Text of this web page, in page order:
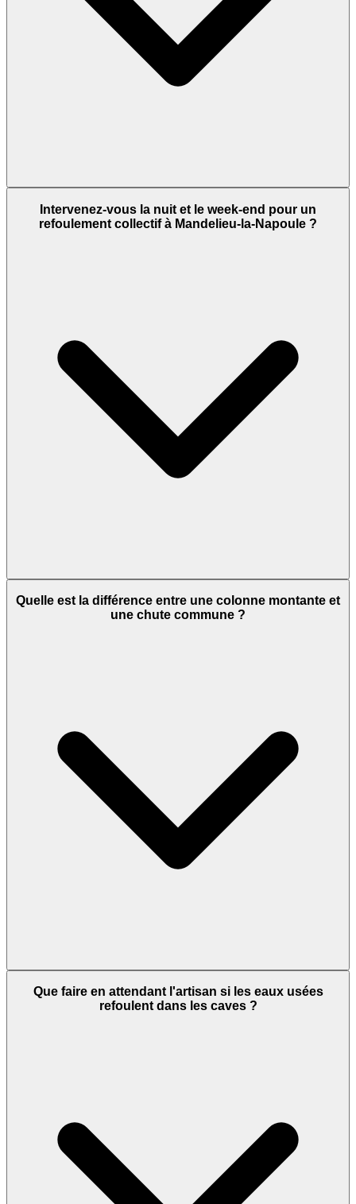
Intervenez-vous la nuit et le week-end pour un
refoulement collectif à Mandelieu-la-Napoule ?
Quelle est la différence entre une colonne montante et
une chute commune ?
Que faire en attendant l'artisan si les eaux usées
refoulent dans les caves ?